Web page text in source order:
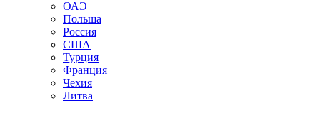
ОАЭ
Польша
Россия
США
Турция
Франция
Чехия
Литва